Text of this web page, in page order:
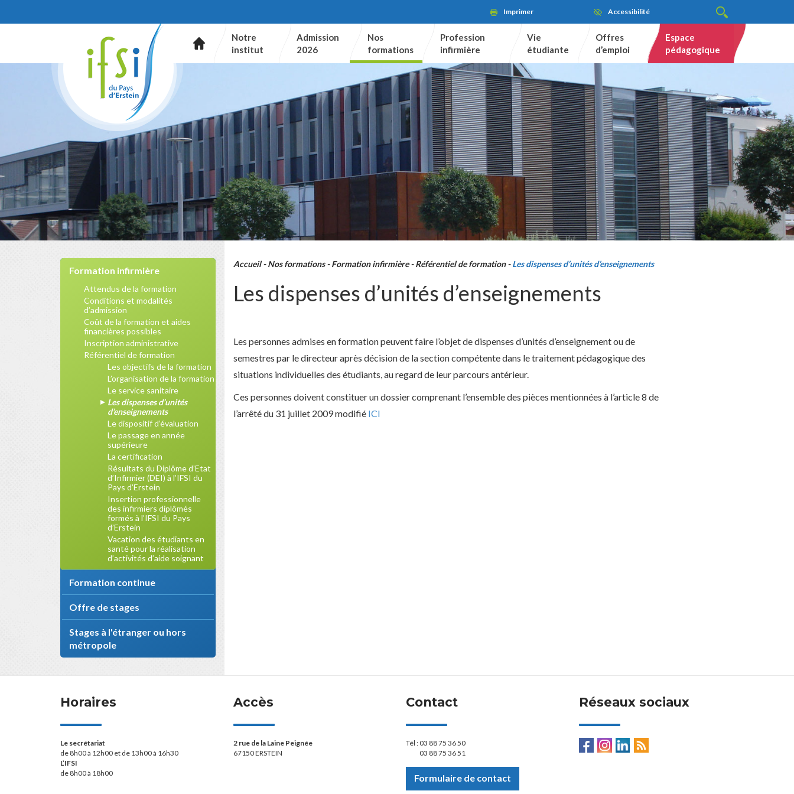
Imprimer Accessibilité
Notre
institut
Admission
2026
Nos
formations
Profession
infirmière
Vie
étudiante
Offres
d’emploi
Espace
pédagogique
Formation infirmière
Attendus de la formation
Conditions et modalités
d’admission
Coût de la formation et aides
financières possibles
Inscription administrative
Référentiel de formation
Les objectifs de la formation
L’organisation de la formation
Le service sanitaire
Les dispenses d’unités
d’enseignements
Le dispositif d’évaluation
Le passage en année
supérieure
La certification
Résultats du Diplôme d’Etat
d’Infirmier (DEI) à l’IFSI du
Pays d’Erstein
Insertion professionnelle
des infirmiers diplômés
formés à l’IFSI du Pays
d’Erstein
Vacation des étudiants en
santé pour la réalisation
d’activités d’aide soignant
Formation continue
Offre de stages
Stages à l'étranger ou hors
métropole
Accueil Nos formations Formation infirmière Référentiel de formation Les dispenses d’unités d’enseignements
Les dispenses d’unités d’enseignements
Les personnes admises en formation peuvent faire l’objet de dispenses d’unités d’enseignement ou de
semestres par le directeur après décision de la section compétente dans le traitement pédagogique des
situations individuelles des étudiants, au regard de leur parcours antérieur.
Ces personnes doivent constituer un dossier comprenant l’ensemble des pièces mentionnées à l’article 8 de
l’arrêté du 31 juillet 2009 modifié ICI
Horaires
Le secrétariat
de 8h00 à 12h00 et de 13h00 à 16h30
L’IFSI
de 8h00 à 18h00
Accès
2 rue de la Laine Peignée
67150 ERSTEIN
Contact
Tél : 03 88 75 36 50
03 88 75 36 51
Formulaire de contact
Réseaux sociaux